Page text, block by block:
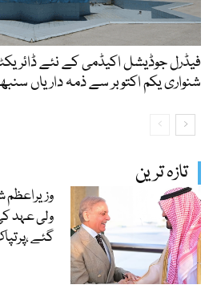
تازہ ترین
ولی عہد
گئے
فیڈرل جوڈیشل اکیڈمی کے نئے
شنواری یکم اکتوبر سے ذمہ داریاں